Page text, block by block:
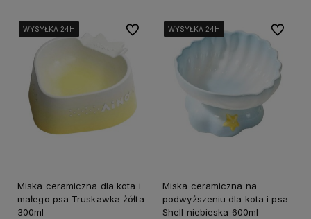
WYSYŁKA 24H
WYSYŁKA 24H
WYSYŁKA 24H
Miska ceramiczna dla kota i
małego psa Truskawka żółta
300ml
Do ulubionychWYSYŁKA 24H
WYSYŁKA 24H
WYSYŁKA 24H
Miska ceramiczna na
podwyższeniu dla kota i psa
Shell niebieska 600ml
Do